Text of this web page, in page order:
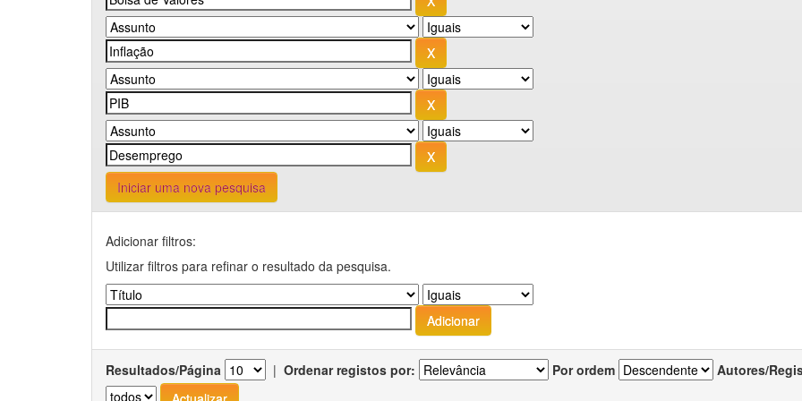
Iniciar uma nova pesquisa
Adicionar filtros:
Utilizar filtros para refinar o resultado da pesquisa.
Resultados/Página | Ordenar registos por: Por ordem Autores/